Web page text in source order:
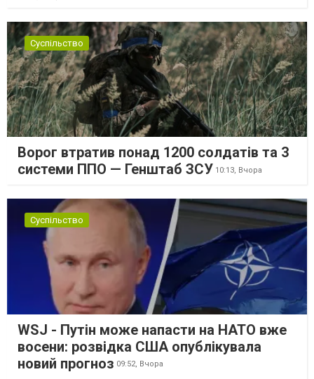
Суспільство
Ворог втратив понад 1200 солдатів та 3
системи ППО — Генштаб ЗСУ 10:13, Вчора
Суспільство
WSJ - Путін може напасти на НАТО вже
восени: розвідка США опублікувала
новий прогноз 09:52, Вчора